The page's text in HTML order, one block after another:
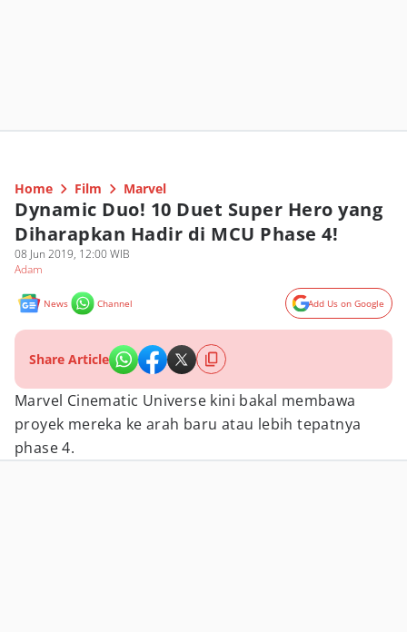
Home Film Marvel
Dynamic Duo! 10 Duet Super Hero yang
Diharapkan Hadir di MCU Phase 4!
08 Jun 2019, 12:00 WIB
Adam
News Channel Add Us on Google
Share Article
Marvel Cinematic Universe kini bakal membawa
proyek mereka ke arah baru atau lebih tepatnya
phase 4.